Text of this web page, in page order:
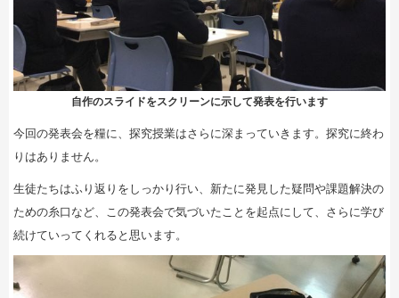
自作のスライドをスクリーンに示して発表を行います
今回の発表会を糧に、探究授業はさらに深まっていきます。探究に終わ
りはありません。
生徒たちはふり返りをしっかり行い、新たに発見した疑問や課題解決の
ための糸口など、この発表会で気づいたことを起点にして、さらに学び
続けていってくれると思います。